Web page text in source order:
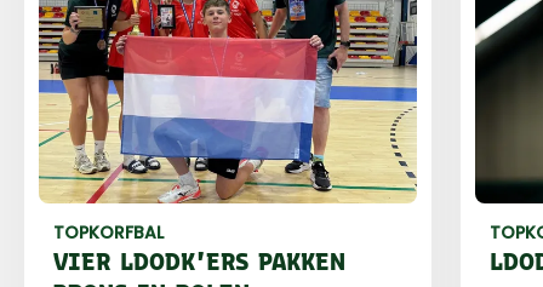
TOPKORFBAL
VIER LDODK'ERS PAKKEN